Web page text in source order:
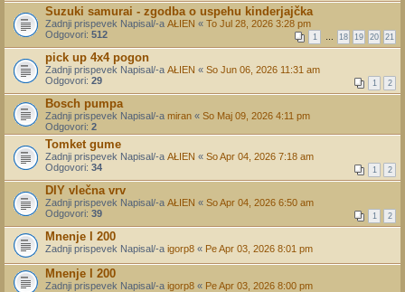
Suzuki samurai - zgodba o uspehu kinderjajčka
Zadnji prispevek Napisal/-a AŁIEN « To Jul 28, 2026 3:28 pm
Odgovori: 512 1 … 18 19 20 21
pick up 4x4 pogon
Zadnji prispevek Napisal/-a AŁIEN « So Jun 06, 2026 11:31 am
Odgovori: 29 1 2
Bosch pumpa
Zadnji prispevek Napisal/-a miran « So Maj 09, 2026 4:11 pm
Odgovori: 2
Tomket gume
Zadnji prispevek Napisal/-a AŁIEN « So Apr 04, 2026 7:18 am
Odgovori: 34 1 2
DIY vlečna vrv
Zadnji prispevek Napisal/-a AŁIEN « So Apr 04, 2026 6:50 am
Odgovori: 39 1 2
Mnenje l 200
Zadnji prispevek Napisal/-a igorp8 « Pe Apr 03, 2026 8:01 pm
Mnenje l 200
Zadnji prispevek Napisal/-a igorp8 « Pe Apr 03, 2026 8:00 pm